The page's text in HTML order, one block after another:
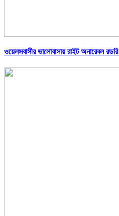
ওয়েলসবাসীর ভালোবাসায় রাইট অনারেবল